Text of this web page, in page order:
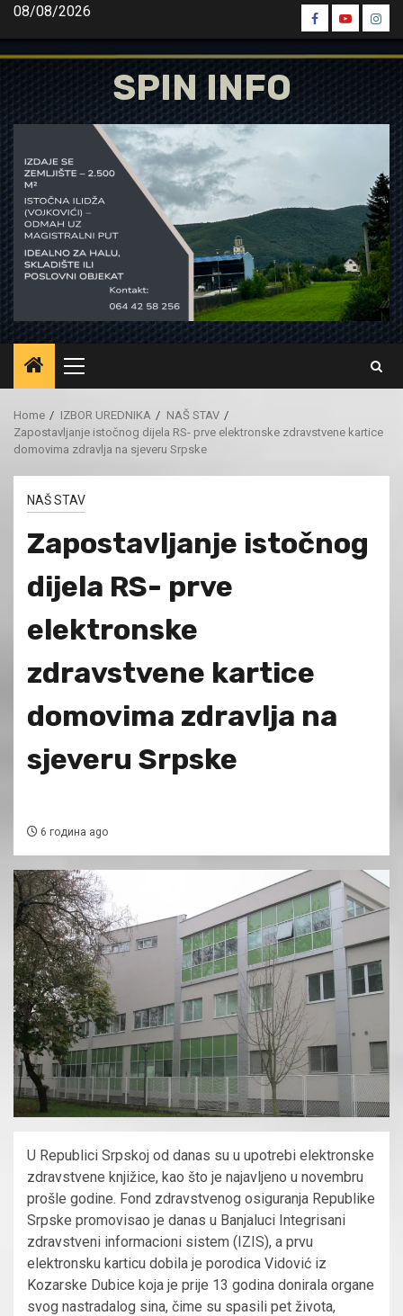
Skip
content
08/08/2026
Spin
Facebook
Spin
Youtube
Spin
SPIN INFO
Primary
Menu
Home IZBOR UREDNIKA
NAŠ STAV
Zapostavljanje istočnog dijela RS- prve elektronske zdravstvene kartice
domovima zdravlja na sjeveru Srpske
NAŠ STAV
Zapostavljanje istočnog
dijela RS- prve
elektronske
zdravstvene kartice
domovima zdravlja na
sjeveru Srpske
6 година ago
U Republici Srpskoj od danas su u upotrebi elektronske
zdravstvene knjižice, kao što je najavljeno u novembru
prošle godine. Fond zdravstvenog osiguranja Republike
Srpske promovisao je danas u Banjaluci Integrisani
zdravstveni informacioni sistem (IZIS), a prvu
elektronsku karticu dobila je porodica Vidović iz
Kozarske Dubice koja je prije 13 godina donirala organe
svog nastradalog sina, čime su spasili pet života,